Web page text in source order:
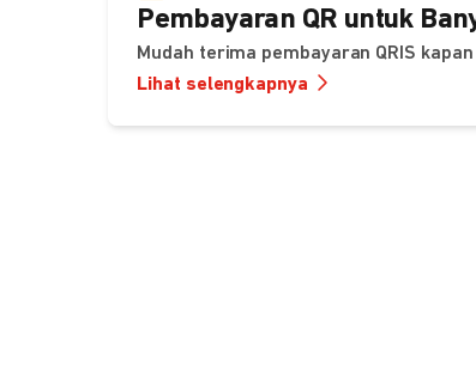
Pembayaran QR untuk
Mudah terima pembayaran QRIS
Lihat selengkapnya